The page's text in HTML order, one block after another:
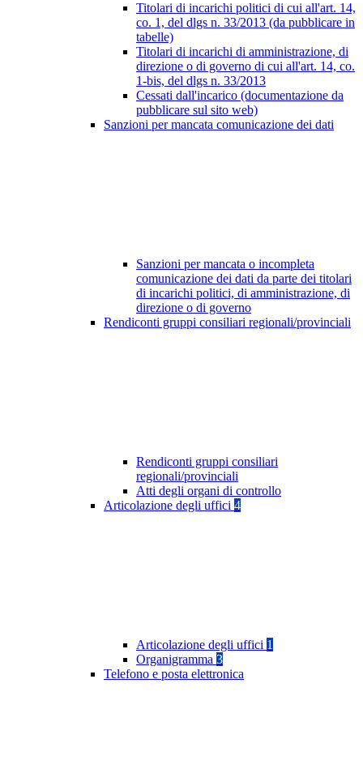
Titolari di incarichi politici di cui all'art. 14,
co. 1, del dlgs n. 33/2013 (da pubblicare in
tabelle)
Titolari di incarichi di amministrazione, di
direzione o di governo di cui all'art. 14, co.
1-bis, del dlgs n. 33/2013
Cessati dall'incarico (documentazione da
pubblicare sul sito web)
Sanzioni per mancata comunicazione dei dati
Sanzioni per mancata o incompleta
comunicazione dei dati da parte dei titolari
di incarichi politici, di amministrazione, di
direzione o di governo
Rendiconti gruppi consiliari regionali/provinciali
Rendiconti gruppi consiliari
regionali/provinciali
Atti degli organi di controllo
Articolazione degli uffici 4
Articolazione degli uffici 1
Organigramma 3
Telefono e posta elettronica